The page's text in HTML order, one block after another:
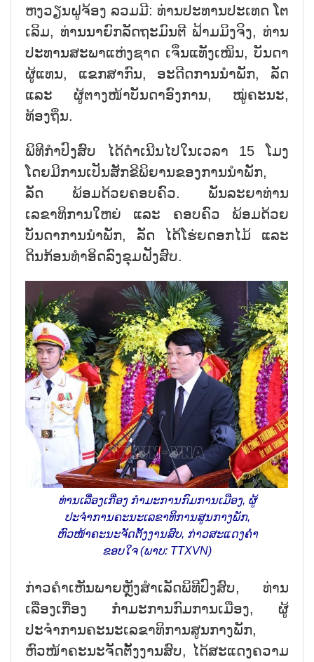
ຫງວຽນຝູຈ້ອງ ລວມມີ: ທ່ານປະທານປະເທດ ໂຕ
ເລິມ, ທ່ານນາຍົກລັດຖະມົນຕີ ຟ້າມມິງຈິງ, ທ່ານ
ປະທານສະພາແຫ່ງຊາດ ເຈິ່ນແທັງເໝິນ, ບັນດາ
ຜູ້ແທນ, ແຂກສາກົນ, ອະດີດການນຳພັກ, ລັດ
ແລະ ຜູ້ຕາງໜ້າບັນດາອົງການ, ໝູ່ຄະນະ,
ທ້ອງຖິ່ນ.
ພິທີກຳປົງສົບ ໄດ້ດຳເນີນໄປໃນເວລາ 15 ໂມງ
ໂດຍມີການເປັນສັກຂີພິຍານຂອງການນຳພັກ,
ລັດ ພ້ອມດ້ວຍຄອບຄົວ. ພັນລະຍາທ່ານ
ເລຂາທິການໃຫຍ່ ແລະ ຄອບຄົວ ພ້ອມດ້ວຍ
ບັນດາການນຳພັກ, ລັດ ໄດ້ໂຮ່ຍດອກໄມ້ ແລະ
ດິນກ້ອນທຳອິດລົງຂຸມຝັງສົບ.
ທ່ານເລື່ອງເກື່ອງ ກຳມະການກົມການເມືອງ, ຜູ້
ປະຈຳການຄະນະເລຂາທິການສູນກາງພັກ,
ຫົວໜ້າຄະນະຈັດຕັ້ງງານສົບ, ກ່າວສະແດງຄຳ
ຂອບໃຈ (ພາບ: TTXVN)
ກ່າວຄຳເຫັນພາຍຫຼັງສຳເລັດພິທີປົງສົບ, ທ່ານ
ເລື່ອງເກື່ອງ ກຳມະການກົມການເມືອງ, ຜູ້
ປະຈຳການຄະນະເລຂາທິການສູນກາງພັກ,
ຫົວໜ້າຄະນະຈັດຕັ້ງງານສົບ, ໄດ້ສະແດງຄວາມ